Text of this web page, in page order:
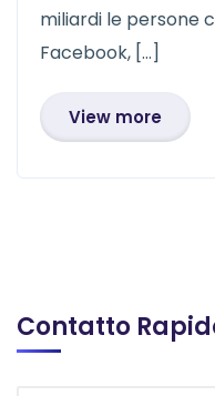
miliardi le persone
Facebook, […]
View more
Contatto